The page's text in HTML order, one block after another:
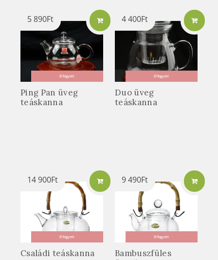
Elfogyott
Ping Pan üveg
teáskanna
5 890Ft
Elfogyott
Duo üveg
teáskanna
4 400Ft
Elfogyott
Családi teáskanna
14 900Ft
Elfogyott
Bambuszfüles
9 490Ft